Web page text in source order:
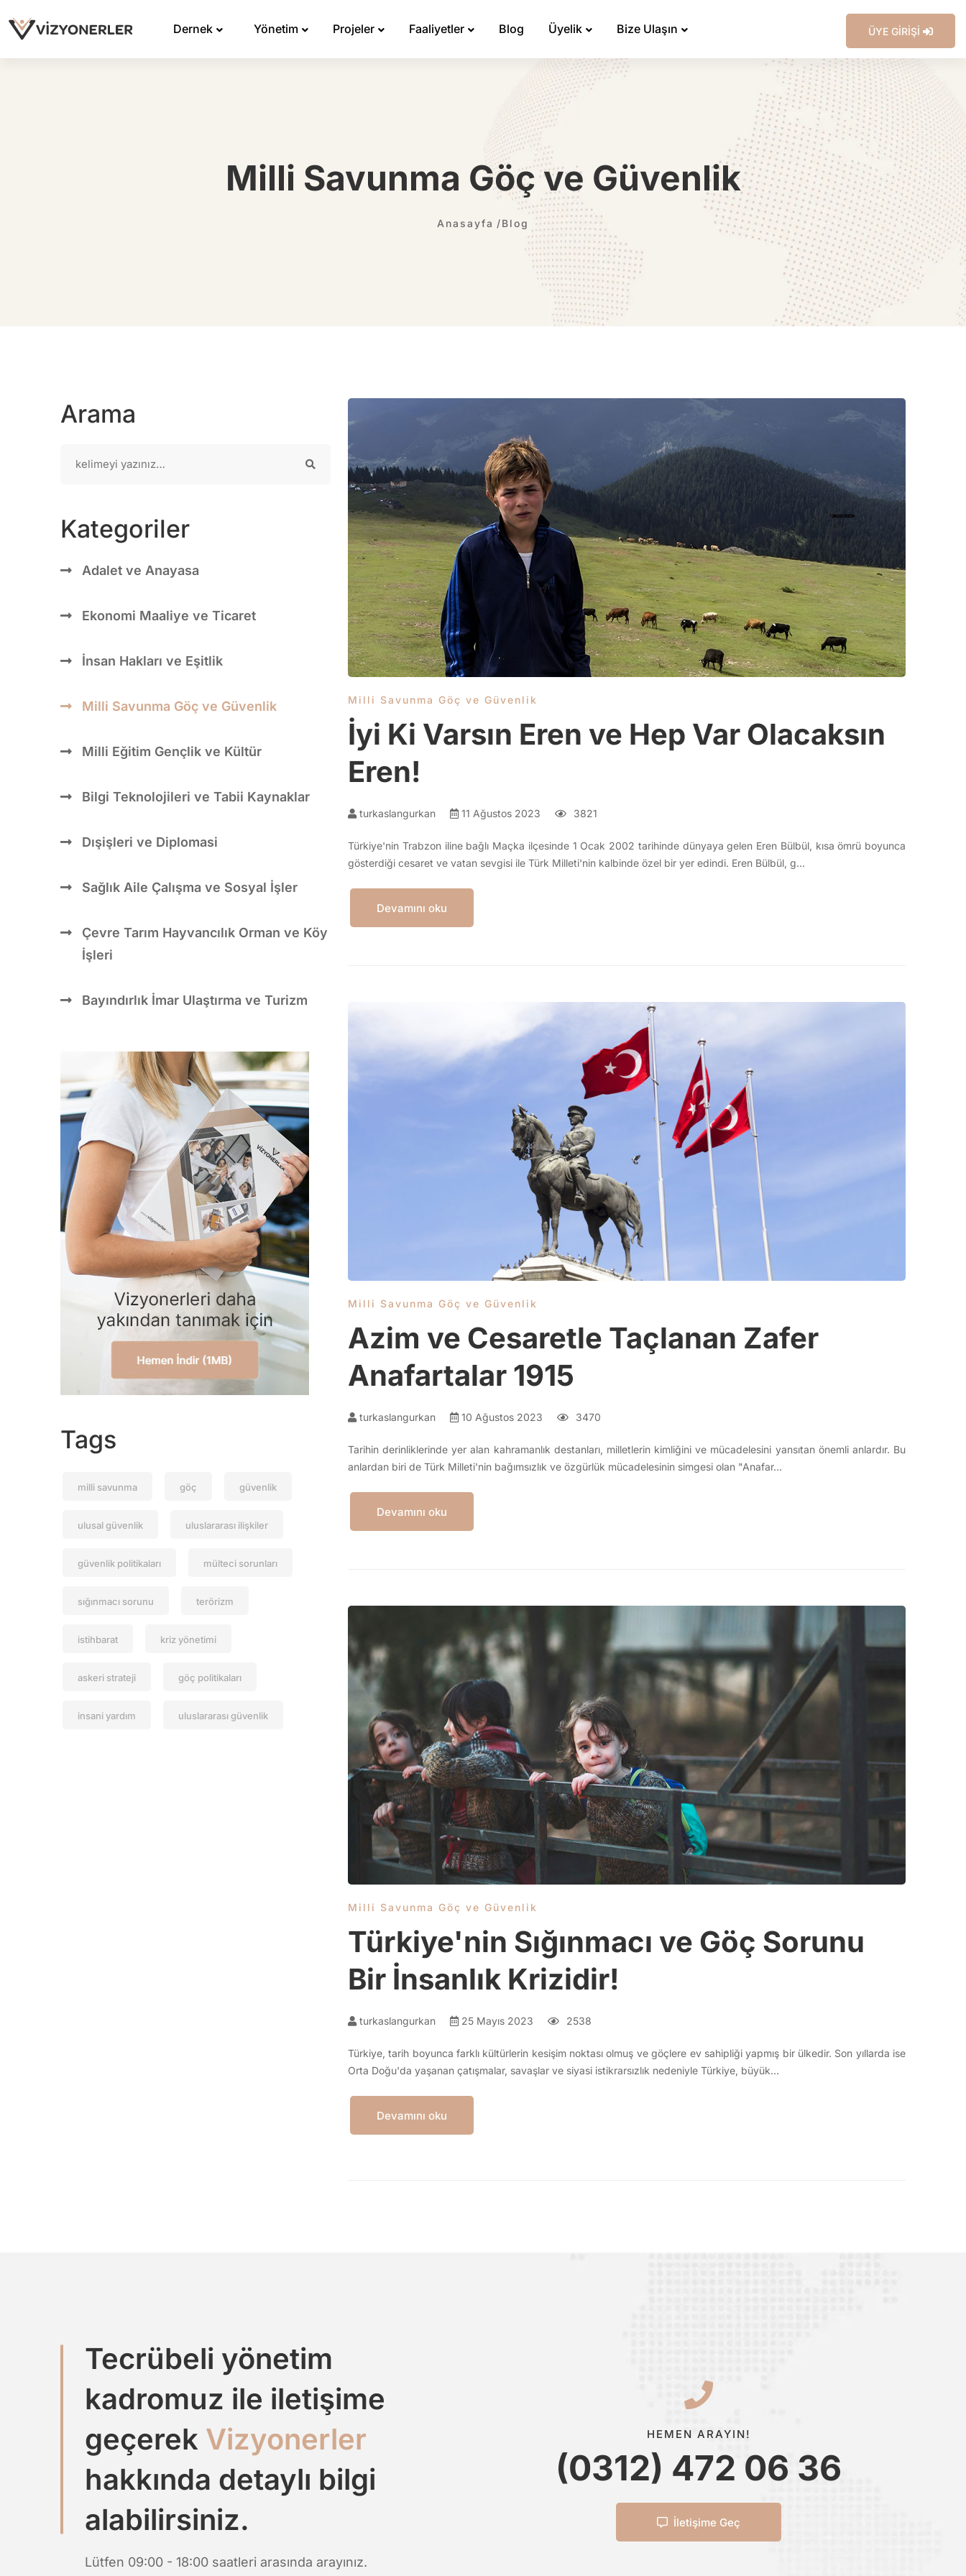
Dernek Yönetim Projeler Faaliyetler Blog Üyelik Bize Ulaşın ÜYE GİRİŞİ
Milli Savunma Göç ve Güvenlik
Anasayfa Blog
Arama
Kategoriler
Adalet ve Anayasa
Ekonomi Maaliye ve Ticaret
İnsan Hakları ve Eşitlik
Milli Savunma Göç ve Güvenlik
Milli Eğitim Gençlik ve Kültür
Bilgi Teknolojileri ve Tabii Kaynaklar
Dışişleri ve Diplomasi
Sağlık Aile Çalışma ve Sosyal İşler
Çevre Tarım Hayvancılık Orman ve Köy
İşleri
Bayındırlık İmar Ulaştırma ve Turizm
Tags
milli savunma göç güvenlik
ulusal güvenlik uluslararası ilişkiler
güvenlik politikaları mülteci sorunları
sığınmacı sorunu terörizm
istihbarat kriz yönetimi
askeri strateji göç politikaları
insani yardım uluslararası güvenlik
Milli Savunma Göç ve Güvenlik
İyi Ki Varsın Eren ve Hep Var Olacaksın
Eren!
turkaslangurkan 11 Ağustos 2023 3821
Türkiye'nin Trabzon iline bağlı Maçka ilçesinde 1 Ocak 2002 tarihinde dünyaya gelen Eren Bülbül, kısa ömrü boyunca
gösterdiği cesaret ve vatan sevgisi ile Türk Milleti'nin kalbinde özel bir yer edindi. Eren Bülbül, g…
Devamını oku
Milli Savunma Göç ve Güvenlik
Azim ve Cesaretle Taçlanan Zafer
Anafartalar 1915
turkaslangurkan 10 Ağustos 2023 3470
Tarihin derinliklerinde yer alan kahramanlık destanları, milletlerin kimliğini ve mücadelesini yansıtan önemli anlardır. Bu
anlardan biri de Türk Milleti'nin bağımsızlık ve özgürlük mücadelesinin simgesi olan "Anafar…
Devamını oku
Milli Savunma Göç ve Güvenlik
Türkiye'nin Sığınmacı ve Göç Sorunu
Bir İnsanlık Krizidir!
turkaslangurkan 25 Mayıs 2023 2538
Türkiye, tarih boyunca farklı kültürlerin kesişim noktası olmuş ve göçlere ev sahipliği yapmış bir ülkedir. Son yıllarda ise
Orta Doğu'da yaşanan çatışmalar, savaşlar ve siyasi istikrarsızlık nedeniyle Türkiye, büyük…
Devamını oku
Tecrübeli yönetim
kadromuz ile iletişime
geçerek Vizyonerler
hakkında detaylı bilgi
alabilirsiniz.
Lütfen 09:00 - 18:00 saatleri arasında arayınız.
HEMEN ARAYIN!
(0312) 472 06 36
İletişime Geç